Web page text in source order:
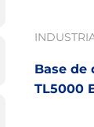
Base de
TL5000